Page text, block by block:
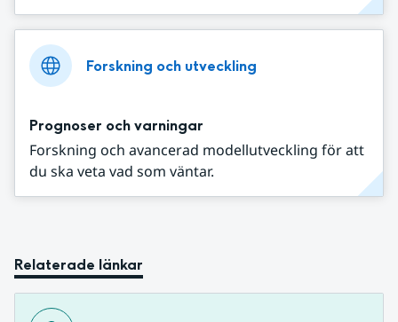
Forskning och utveckling
Prognoser och varningar
Forskning och avancerad modellutveckling för att
du ska veta vad som väntar.
Relaterade länkar